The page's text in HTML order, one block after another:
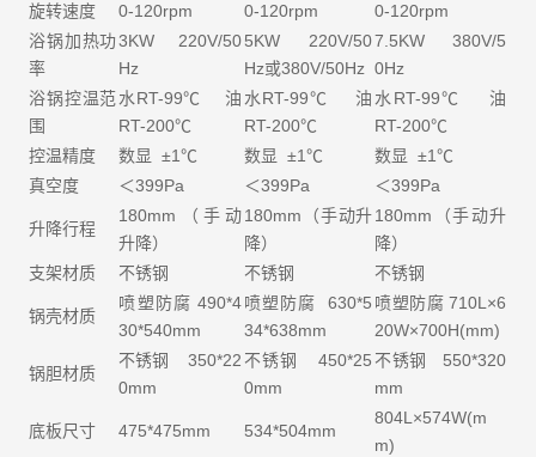
旋转速度
0-120rpm 0-120rpm
0-120rpm
浴锅加热功
率
3KW 220V/50
Hz
5KW 220V/50
Hz或380V/50Hz
7.5KW 380V/5
0Hz
浴锅控温范
围
水RT-99℃ 油
RT-200℃
水RT-99℃ 油
RT-200℃
水RT-99℃ 油
RT-200℃
控温精度
数显 ±1℃ 数显 ±1℃
数显 ±1℃
真空度
＜399Pa ＜399Pa ＜399Pa
升降行程
180mm（手动
升降）
180mm（手动升
降）
180mm（手动升
降）
支架材质
不锈钢 不锈钢 不锈钢
锅壳材质
喷塑防腐 490*4
30*540mm
喷塑防腐 630*5
34*638mm
喷塑防腐 710L×6
20W×700H(mm)
锅胆材质
不锈钢 350*22
0mm
不锈钢 450*25
0mm
不锈钢 550*320
mm
底板尺寸 475*475mm 534*504mm
804L×574W(m
m)